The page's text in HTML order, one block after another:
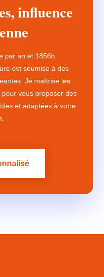
influence
par an et 1856h
est soumise à des
Je maîtrise les
vous proposer des
et adaptées à votre